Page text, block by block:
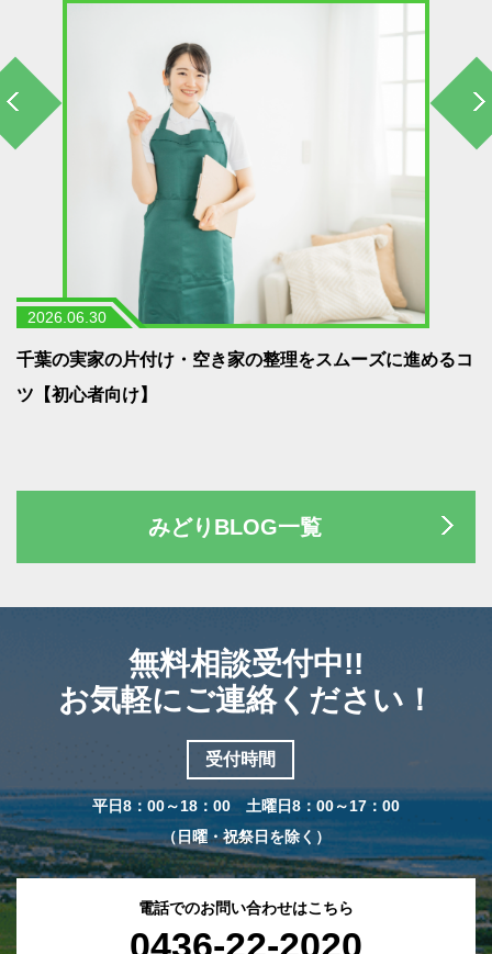
2026.06.30
千葉の実家の片付け・空き家の整理をスムーズに進めるコ
ツ【初心者向け】
みどりBLOG一覧
無料相談受付中!!
お気軽にご連絡ください！
受付時間
平日8：00～18：00 土曜日8：00～17：00
（日曜・祝祭日を除く）
電話でのお問い合わせはこちら
0436-22-2020